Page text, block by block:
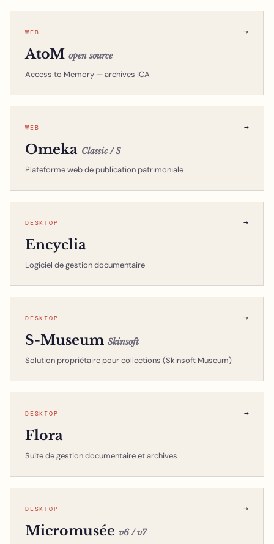
WEB →
AtoM open source
Access to Memory — archives ICA
WEB →
Omeka Classic / S
Plateforme web de publication patrimoniale
DESKTOP →
Encyclia
Logiciel de gestion documentaire
DESKTOP →
S-Museum Skinsoft
Solution propriétaire pour collections (Skinsoft Museum)
DESKTOP →
Flora
Suite de gestion documentaire et archives
DESKTOP →
Micromusée v6 / v7